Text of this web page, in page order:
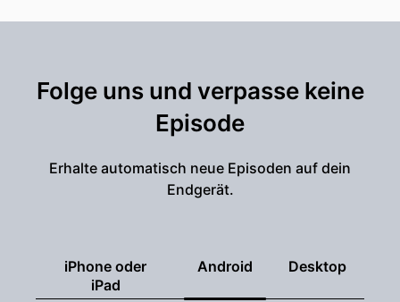
Folge uns und verpasse keine
Episode
Erhalte automatisch neue Episoden auf dein
Endgerät.
iPhone oder
iPad
Android Desktop